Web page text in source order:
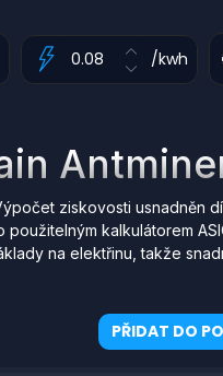
/kwh
ziskovosti usnadněn
použitelným kalkulátorem
na elektřinu, takže
PŘIDAT DO